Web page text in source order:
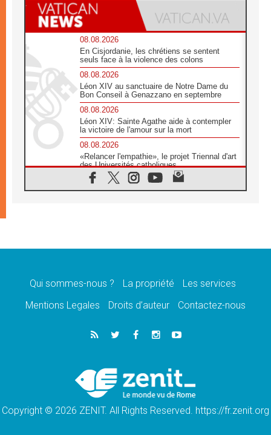
08.08.2026
En Cisjordanie, les chrétiens se sentent
seuls face à la violence des colons
08.08.2026
Léon XIV au sanctuaire de Notre Dame du
Bon Conseil à Genazzano en septembre
08.08.2026
Léon XIV: Sainte Agathe aide à contempler
la victoire de l'amour sur la mort
08.08.2026
«Relancer l'empathie», le projet Triennal d'art
des Universités catholiques
08.08.2026
Signis 2026, donner la parole aux religieuses
07.08.2026
07.08.2026
de l'Assomption et mémoire nationale
«La paix commence par l'empathie» estime
le cardinal Parolin
En Colombie, «la paix ne s'achète pas avec
une signature»
Qui sommes-nous ? La propriété
Les services
Mentions Legales
Droits d’auteur Contactez-nous
Copyright © 2026 ZENIT. All Rights Reserved. https://fr.zenit.org